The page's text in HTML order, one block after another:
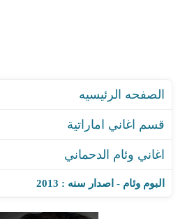
البوم وئام - اصدار سنه : 2013